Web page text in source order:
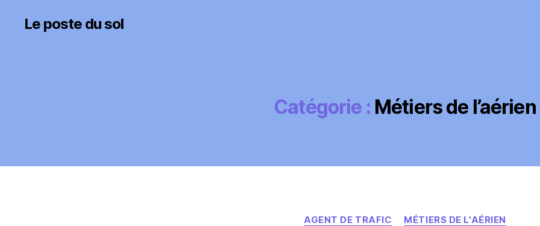
Le poste du sol
Catégorie : Métiers de l’aérien
Catégories
AGENT DE TRAFIC MÉTIERS DE L'AÉRIEN